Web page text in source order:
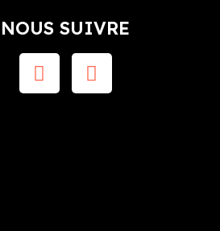
NOUS SUIVRE